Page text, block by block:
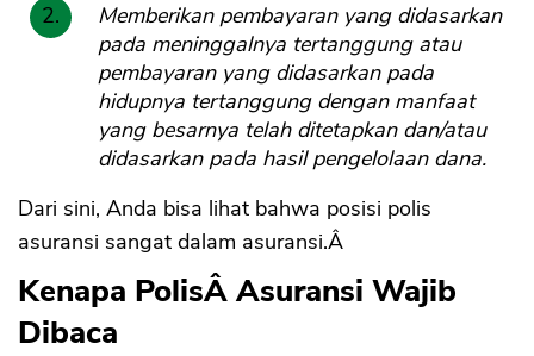
Memberikan pembayaran yang didasarkan
pada meninggalnya tertanggung atau
pembayaran yang didasarkan pada
hidupnya tertanggung dengan manfaat
yang besarnya telah ditetapkan dan/atau
didasarkan pada hasil pengelolaan dana.
Dari sini, Anda bisa lihat bahwa posisi polis
asuransi sangat dalam asuransi.Â
Kenapa PolisÂ Asuransi Wajib
Dibaca